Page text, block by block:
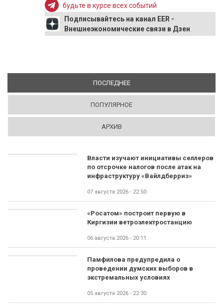
будьте в курсе всех событий
Подписывайтесь на канал EER -
Внешнеэкономические связи в Дзен
ПОСЛЕДНЕЕ(АКТИВНАЯ ВКЛАДКА)
ПОПУЛЯРНОЕ
АРХИВ
Власти изучают инициативы селлеров
по отсрочке налогов после атак на
инфраструктуру «Вайлдберриз»
07 августа 2026 - 22:50
«Росатом» построит первую в
Киргизии ветроэлектростанцию
06 августа 2026 - 20:11
Памфилова предупредила о
проведении думских выборов в
экстремальных условиях
05 августа 2026 - 22:30